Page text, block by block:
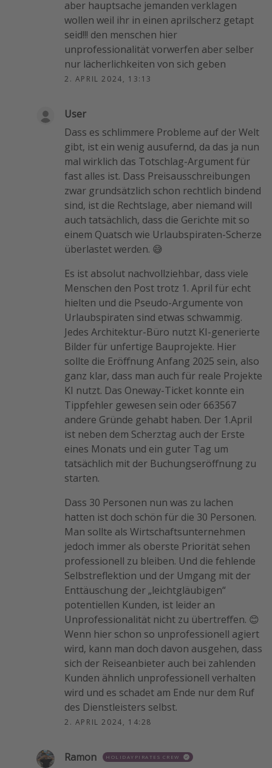
aber hauptsache jemanden verklagen
wollen weil ihr in einen aprilscherz getapt
seid!!! den menschen hier
unprofessionalität vorwerfen aber selber
nur lächerlichkeiten von sich geben
2. APRIL 2024, 13:13
User
Dass es schlimmere Probleme auf der Welt
gibt, ist ein wenig ausufernd, da das ja nun
mal wirklich das Totschlag-Argument für
fast alles ist. Dass Preisausschreibungen
zwar grundsätzlich schon rechtlich bindend
sind, ist die Rechtslage, aber niemand will
auch tatsächlich, dass die Gerichte mit so
einem Quatsch wie Urlaubspiraten-Scherze
überlastet werden. 😅
Es ist absolut nachvollziehbar, dass viele
Menschen den Post trotz 1. April für echt
hielten und die Pseudo-Argumente von
Urlaubspiraten sind etwas schwammig.
Jedes Architektur-Büro nutzt KI-generierte
Bilder für unfertige Bauprojekte. Hier
sollte die Eröffnung Anfang 2025 sein, also
ganz klar, dass man auch für reale Projekte
KI nutzt. Das Oneway-Ticket konnte ein
Tippfehler gewesen sein oder 663567
andere Gründe gehabt haben. Der 1.April
ist neben dem Scherztag auch der Erste
eines Monats und ein guter Tag um
tatsächlich mit der Buchungseröffnung zu
starten.
Dass 30 Personen nun was zu lachen
hatten ist doch schön für die 30 Personen.
Man sollte als Wirtschaftsunternehmen
jedoch immer als oberste Priorität sehen
professionell zu bleiben. Und die fehlende
Selbstreflektion und der Umgang mit der
Enttäuschung der „leichtgläubigen“
potentiellen Kunden, ist leider an
Unprofessionalität nicht zu übertreffen. 😊
Wenn hier schon so unprofessionell agiert
wird, kann man doch davon ausgehen, dass
sich der Reiseanbieter auch bei zahlenden
Kunden ähnlich unprofessionell verhalten
wird und es schadet am Ende nur dem Ruf
des Dienstleisters selbst.
2. APRIL 2024, 14:28
Ramon HOLIDAYPIRATES CREW